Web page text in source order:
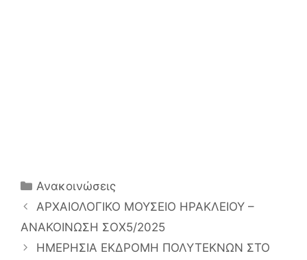
Κατηγορίες
Ανακοινώσεις
Πλοήγηση
άρθρων
ΑΡΧΑΙΟΛΟΓΙΚΟ ΜΟΥΣΕΙΟ ΗΡΑΚΛΕΙΟΥ –
ΑΝΑΚΟΙΝΩΣΗ ΣΟΧ5/2025
ΗΜΕΡΗΣΙΑ ΕΚΔΡΟΜΗ ΠΟΛΥΤΕΚΝΩΝ ΣΤΟ